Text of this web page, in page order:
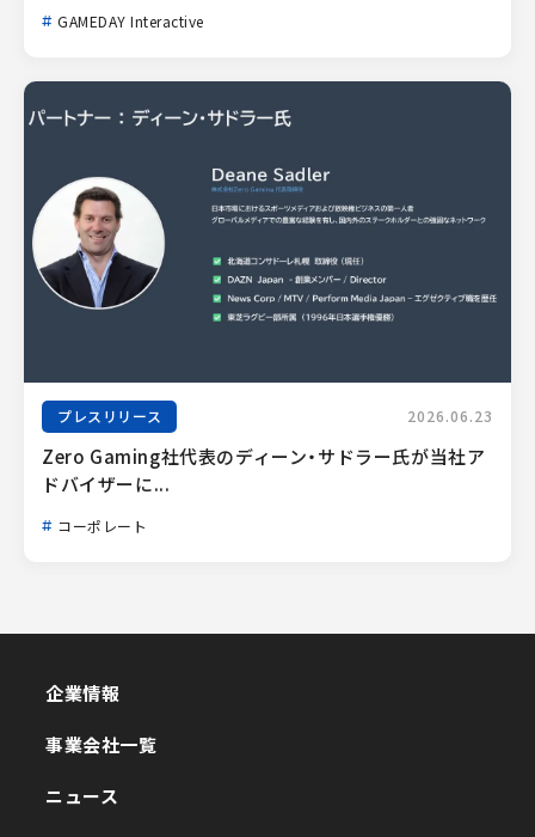
GAMEDAY Interactive
プレスリリース 2026.06.23
Zero Gaming社代表のディーン・サドラー氏が当社ア
ドバイザーに...
コーポレート
企業情報
事業会社一覧
ニュース